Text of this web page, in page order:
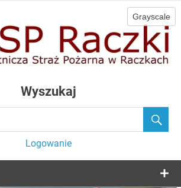
OSP Raczki
Wyszukaj
Logowanie